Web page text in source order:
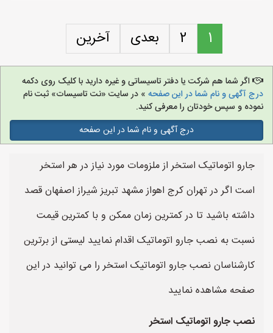
1
2 بعدی آخرین
اگر شما هم شرکت یا دفتر تاسیساتی و غیره دارید با کلیک روی دکمه
درج آگهی و نام شما در این صفحه » در سایت «نت تاسیسات» ثبت نام
نموده و سپس خودتان را معرفی کنید.
درج آگهی و نام شما در این صفحه
جارو اتوماتیک استخر از ملزومات مورد نیاز در هر استخر
است اگر در تهران کرج اهواز مشهد تبریز شیراز اصفهان قصد
داشته باشید تا در کمترین زمان ممکن و با کمترین قیمت
نسبت به نصب جارو اتوماتیک اقدام نمایید لیستی از برترین
کارشناسان نصب جارو اتوماتیک استخر را می توانید در این
صفحه مشاهده نمایید
نصب جارو اتوماتیک استخر